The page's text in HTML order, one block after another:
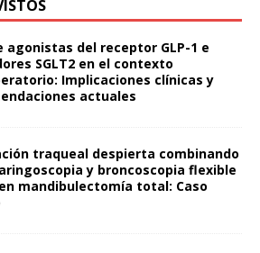
agonistas del receptor GLP-1 e
SGLT2 en el contexto
Implicaciones clínicas y
actuales
traqueal despierta combinando
y broncoscopia flexible
mandibulectomía total: Caso